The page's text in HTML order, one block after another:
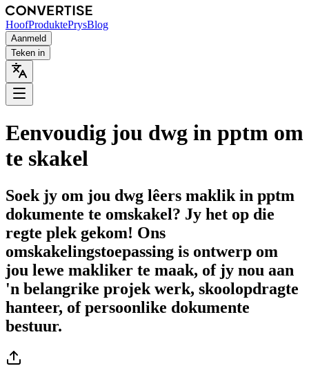
HoofProduktePrysBlog
Aanmeld
Teken in
Eenvoudig jou dwg in pptm om
te skakel
Soek jy om jou dwg lêers maklik in pptm
dokumente te omskakel? Jy het op die
regte plek gekom! Ons
omskakelingstoepassing is ontwerp om
jou lewe makliker te maak, of jy nou aan
'n belangrike projek werk, skoolopdragte
hanteer, of persoonlike dokumente
bestuur.